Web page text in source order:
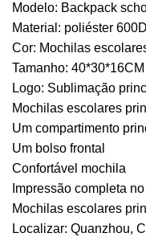
Modelo: Backpack
Material: poliéster
Cor: Mochilas
Tamanho: 40*30*16CM
Logo: Sublimação
Mochilas escolares
Um compartimento
Um bolso frontal
Confortável mochila
Impressão completa
Mochilas escolares
Localizar: Quanzhou,